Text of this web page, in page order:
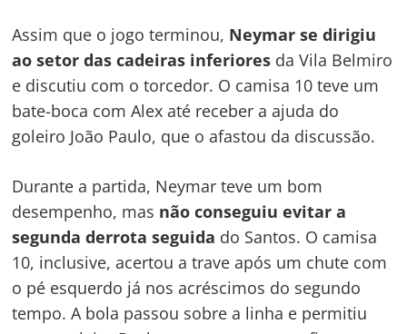
Assim que o jogo terminou, Neymar se dirigiu
ao setor das cadeiras inferiores da Vila Belmiro
e discutiu com o torcedor. O camisa 10 teve um
bate-boca com Alex até receber a ajuda do
goleiro João Paulo, que o afastou da discussão.
Durante a partida, Neymar teve um bom
desempenho, mas não conseguiu evitar a
segunda derrota seguida do Santos. O camisa
10, inclusive, acertou a trave após um chute com
o pé esquerdo já nos acréscimos do segundo
tempo. A bola passou sobre a linha e permitiu
Navegação
de
Post